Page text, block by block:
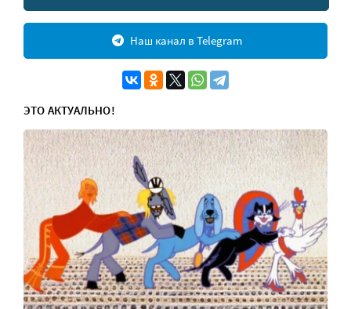
Наш канал в Telegram
ЭТО АКТУАЛЬНО!